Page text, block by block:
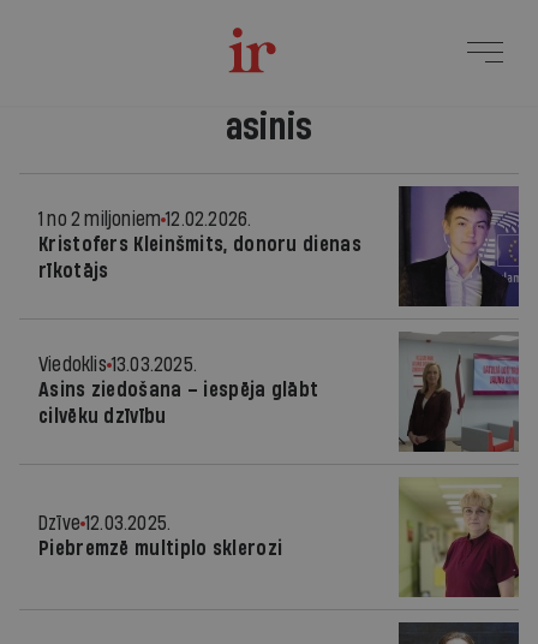
asinis
1 no 2 miljoniem 12.02.2026.
Kristofers Kleinšmits, donoru dienas
rīkotājs
Viedoklis 13.03.2025.
Asins ziedošana – iespēja glābt
cilvēku dzīvību
Dzīve 12.03.2025.
Piebremzē multiplo sklerozi